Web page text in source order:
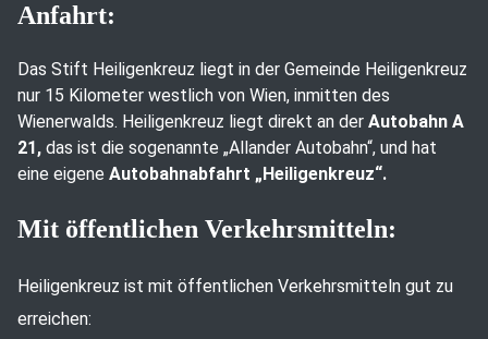
Anfahrt:
Das Stift Heiligenkreuz liegt in der Gemeinde Heiligenkreuz
nur 15 Kilometer westlich von Wien, inmitten des
Wienerwalds. Heiligenkreuz liegt direkt an der Autobahn A
21, das ist die sogenannte „Allander Autobahn“, und hat
eine eigene Autobahnabfahrt „Heiligenkreuz“.
Mit öffentlichen Verkehrsmitteln:
Heiligenkreuz ist mit öffentlichen Verkehrsmitteln gut zu
erreichen: